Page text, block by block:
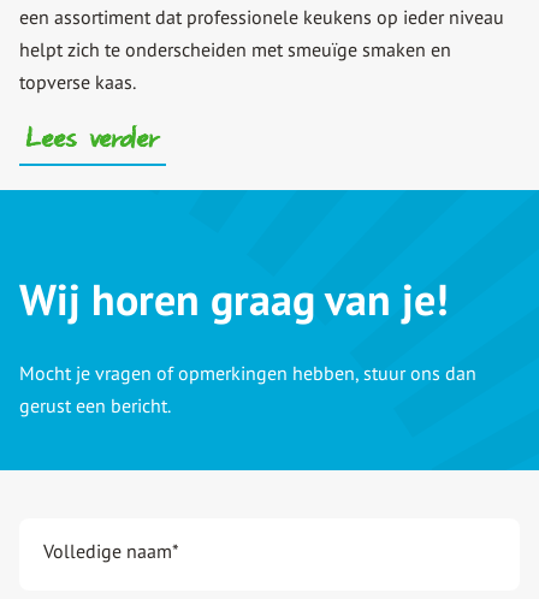
een assortiment dat professionele keukens op ieder niveau
helpt zich te onderscheiden met smeuïge smaken en
topverse kaas.
Lees verder
Wij horen graag van je!
Mocht je vragen of opmerkingen hebben, stuur ons dan
gerust een bericht.
Volledige naam*